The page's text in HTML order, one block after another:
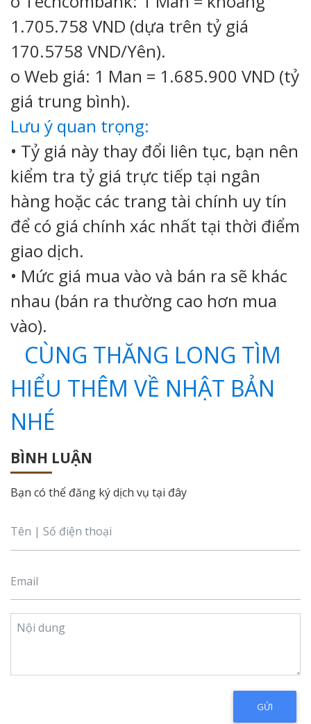
1.705.758 VND (dựa trên tỷ giá
170.5758 VND/Yên).
o Web giá: 1 Man = 1.685.900 VND (tỷ
giá trung bình).
Lưu ý quan trọng:
• Tỷ giá này thay đổi liên tục, bạn nên
kiểm tra tỷ giá trực tiếp tại ngân
hàng hoặc các trang tài chính uy tín
để có giá chính xác nhất tại thời điểm
giao dịch.
• Mức giá mua vào và bán ra sẽ khác
nhau (bán ra thường cao hơn mua
vào).
CÙNG THĂNG LONG TÌM
HIỂU THÊM VỀ NHẬT BẢN
NHÉ
BÌNH LUẬN
Bạn có thể đăng ký dịch vụ tại đây